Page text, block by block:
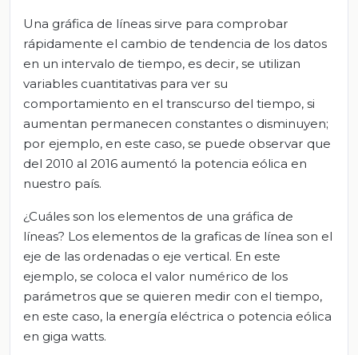
Una gráfica de líneas sirve para comprobar
rápidamente el cambio de tendencia de los datos
en un intervalo de tiempo, es decir, se utilizan
variables cuantitativas para ver su
comportamiento en el transcurso del tiempo, si
aumentan permanecen constantes o disminuyen;
por ejemplo, en este caso, se puede observar que
del 2010 al 2016 aumentó la potencia eólica en
nuestro país.
¿Cuáles son los elementos de una gráfica de
líneas? Los elementos de la graficas de línea son el
eje de las ordenadas o eje vertical. En este
ejemplo, se coloca el valor numérico de los
parámetros que se quieren medir con el tiempo,
en este caso, la energía eléctrica o potencia eólica
en giga watts.